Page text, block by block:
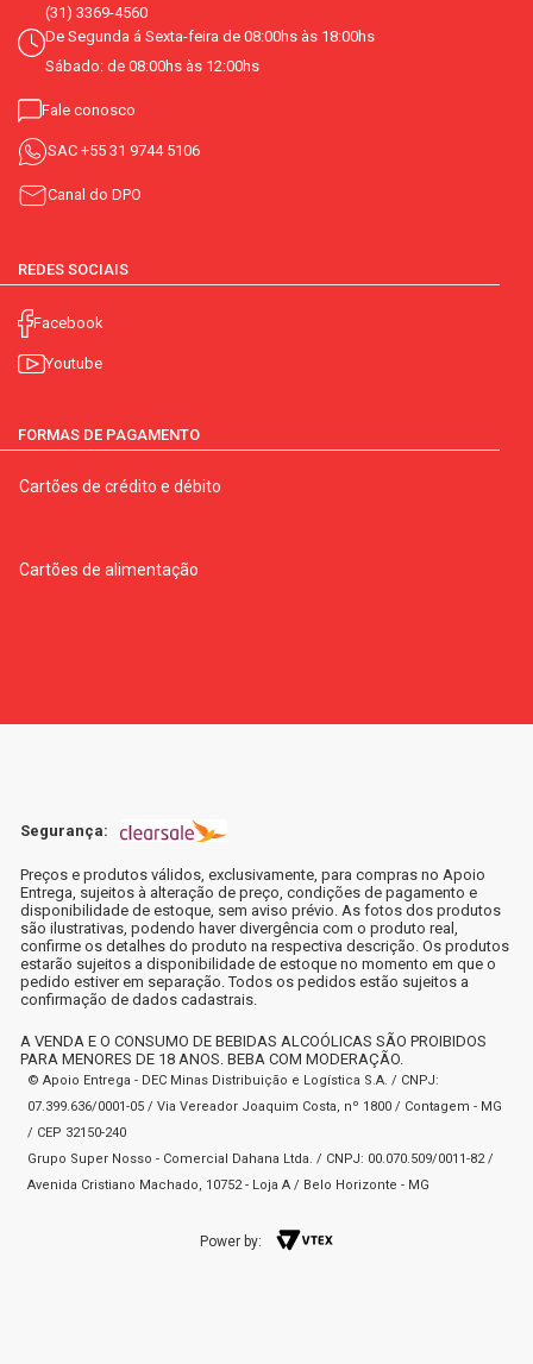
(31) 3369-4560
De Segunda á Sexta-feira de 08:00hs às 18:00hs
Sábado: de 08:00hs às 12:00hs
Fale conosco
SAC +55 31 9744 5106
Canal do DPO
REDES SOCIAIS
Facebook
Youtube
FORMAS DE PAGAMENTO
Cartões de crédito e débito
Cartões de alimentação
Segurança:
Preços e produtos válidos, exclusivamente, para compras no Apoio
Entrega, sujeitos à alteração de preço, condições de pagamento e
disponibilidade de estoque, sem aviso prévio. As fotos dos produtos
são ilustrativas, podendo haver divergência com o produto real,
confirme os detalhes do produto na respectiva descrição. Os produtos
estarão sujeitos a disponibilidade de estoque no momento em que o
pedido estiver em separação. Todos os pedidos estão sujeitos a
confirmação de dados cadastrais.
A VENDA E O CONSUMO DE BEBIDAS ALCOÓLICAS SÃO PROIBIDOS
PARA MENORES DE 18 ANOS. BEBA COM MODERAÇÃO.
© Apoio Entrega - DEC Minas Distribuição e Logística S.A. / CNPJ:
07.399.636/0001-05 / Via Vereador Joaquim Costa, nº 1800 / Contagem - MG
/ CEP 32150-240
Grupo Super Nosso - Comercial Dahana Ltda. / CNPJ: 00.070.509/0011-82 /
Avenida Cristiano Machado, 10752 - Loja A / Belo Horizonte - MG
Power by: